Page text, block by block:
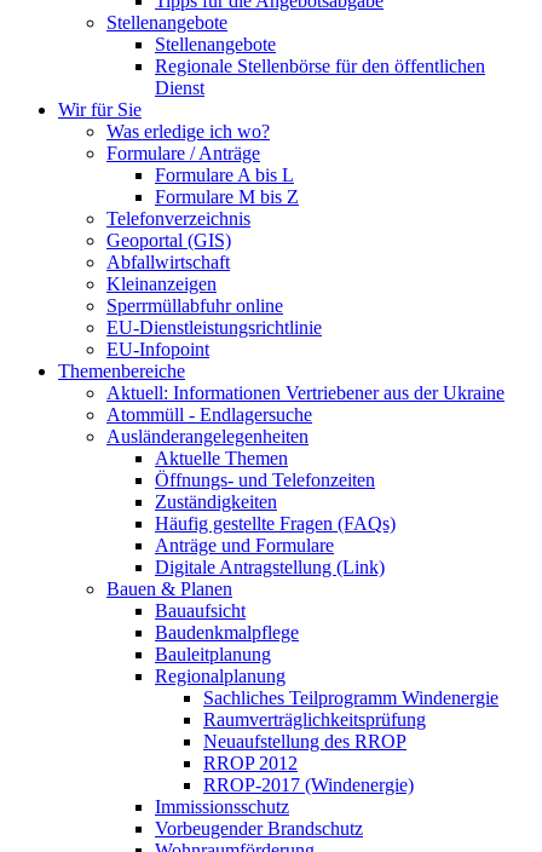
Stellenangebote
Stellenangebote
Regionale Stellenbörse für den öffentlichen
Dienst
Wir für Sie
Was erledige ich wo?
Formulare / Anträge
Formulare A bis L
Formulare M bis Z
Telefonverzeichnis
Geoportal (GIS)
Abfallwirtschaft
Kleinanzeigen
Sperrmüllabfuhr online
EU-Dienstleistungsrichtlinie
EU-Infopoint
Themenbereiche
Aktuell: Informationen Vertriebener aus der Ukraine
Atommüll - Endlagersuche
Ausländerangelegenheiten
Aktuelle Themen
Öffnungs- und Telefonzeiten
Zuständigkeiten
Häufig gestellte Fragen (FAQs)
Anträge und Formulare
Digitale Antragstellung (Link)
Bauen & Planen
Bauaufsicht
Baudenkmalpflege
Bauleitplanung
Regionalplanung
Sachliches Teilprogramm Windenergie
Raumverträglichkeitsprüfung
Neuaufstellung des RROP
RROP 2012
RROP-2017 (Windenergie)
Immissionsschutz
Vorbeugender Brandschutz